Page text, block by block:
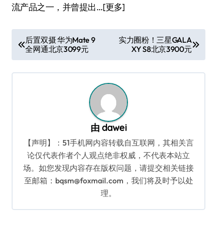
流产品之一，并曾提出…[更多]
章
导
后置双摄 华为Mate 9
全网通北京3099元
实力圈粉！三星GALA
XY S8北京3900元
由 dawei
【声明】：51手机网内容转载自互联网，其相关言
论仅代表作者个人观点绝非权威，不代表本站立
场。如您发现内容存在版权问题，请提交相关链接
至邮箱：bqsm@foxmail.com，我们将及时予以处
理。